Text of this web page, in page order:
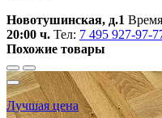
Новотушинская, д.1
20:00 ч. Тел: 7 495 927-97-
Похожие товары
Лучшая цена